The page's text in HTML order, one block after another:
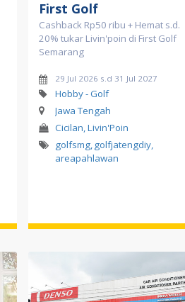
First Golf
Cashback Rp50 ribu + Hemat s.d.
20% tukar Livin'poin di First Golf
Semarang
29 Jul 2026 s.d 31 Jul 2027
Hobby - Golf
Jawa Tengah
Cicilan, Livin'Poin
golfsmg,golfjatengdiy,
areapahlawan